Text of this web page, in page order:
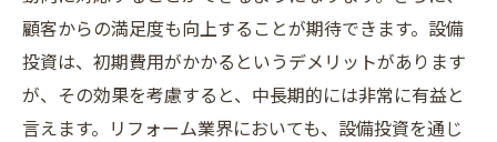
顧客からの満足度も向上することが期待できます。設備
投資は、初期費用がかかるというデメリットがあります
が、その効果を考慮すると、中長期的には非常に有益と
言えます。リフォーム業界においても、設備投資を通じ